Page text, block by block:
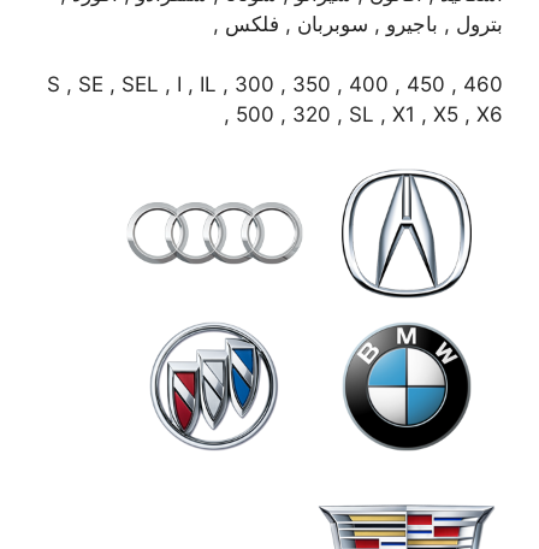
بترول , باجيرو , سوبربان , فلكس ,
S , SE , SEL , I , IL , 300 , 350 , 400 , 450 , 460
, 500 , 320 , SL , X1 , X5 , X6